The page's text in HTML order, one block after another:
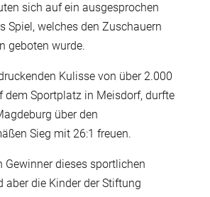
sich auf ein ausgesprochen
Spiel, welches den Zuschauern
geboten wurde.
Kulisse von über 2.000
dem Sportplatz in Meisdorf, durfte
über den
Sieg mit 26:1 freuen.
Gewinner dieses sportlichen
aber die Kinder der Stiftung